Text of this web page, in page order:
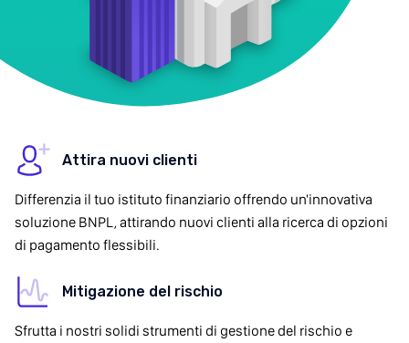
Attira nuovi clienti
Differenzia il tuo istituto finanziario offrendo un'innovativa
soluzione BNPL, attirando nuovi clienti alla ricerca di opzioni
di pagamento flessibili.
Mitigazione del rischio
Sfrutta i nostri solidi strumenti di gestione del rischio e